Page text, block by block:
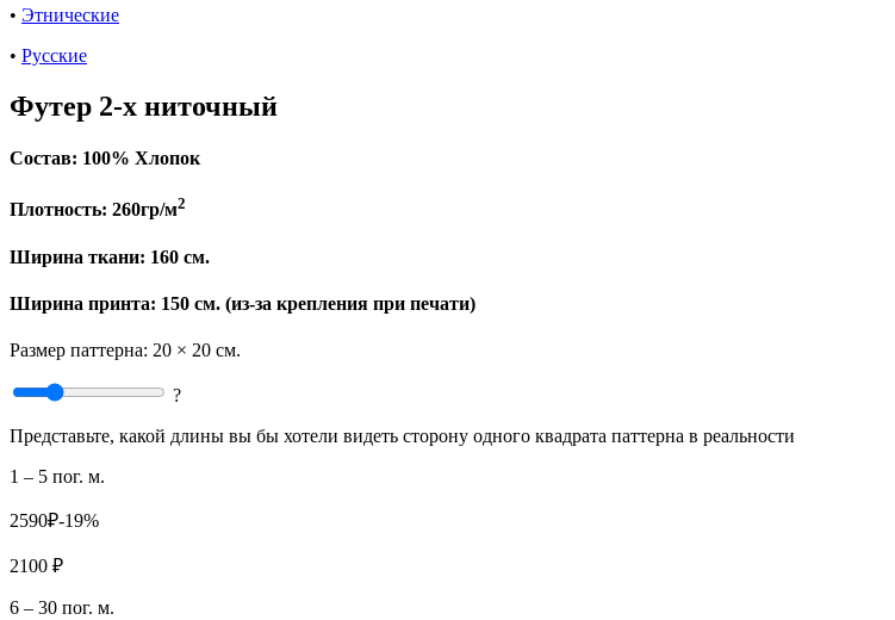
• Этнические
• Русские
Футер 2-х ниточный
Состав: 100% Хлопок
Плотность: 260гр/м2
Ширина ткани: 160 см.
Ширина принта: 150 см. (из-за крепления при печати)
Размер паттерна: 20 × 20 см.
?
Представьте, какой длины вы бы хотели видеть сторону одного квадрата паттерна в реальности
1 – 5 пог. м.
2590₽-19%
2100 ₽
6 – 30 пог. м.